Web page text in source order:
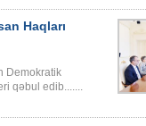
Haqları
Demokratik
qəbul edib.......